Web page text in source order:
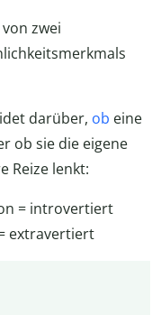
zwei
darüber, ob eine
ob sie die eigene
Reize lenkt:
= introvertiert
extravertiert